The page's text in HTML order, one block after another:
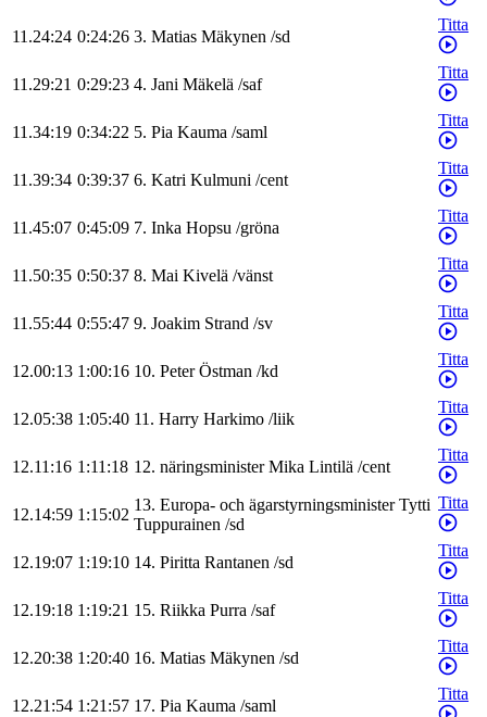
11.24:24 0:24:26 3. Matias Mäkynen /sd
Titta
11.29:21 0:29:23 4. Jani Mäkelä /saf
Titta
11.34:19 0:34:22 5. Pia Kauma /saml
Titta
11.39:34 0:39:37 6. Katri Kulmuni /cent
Titta
11.45:07 0:45:09 7. Inka Hopsu /gröna
Titta
11.50:35 0:50:37 8. Mai Kivelä /vänst
Titta
11.55:44 0:55:47 9. Joakim Strand /sv
Titta
12.00:13 1:00:16 10. Peter Östman /kd
Titta
12.05:38 1:05:40 11. Harry Harkimo /liik
Titta
12.11:16 1:11:18 12. näringsminister Mika Lintilä /cent
Titta
12.14:59 1:15:02
13. Europa- och ägarstyrningsminister Tytti
Tuppurainen /sd
Titta
12.19:07 1:19:10 14. Piritta Rantanen /sd
Titta
12.19:18 1:19:21 15. Riikka Purra /saf
Titta
12.20:38 1:20:40 16. Matias Mäkynen /sd
Titta
12.21:54 1:21:57 17. Pia Kauma /saml
Titta